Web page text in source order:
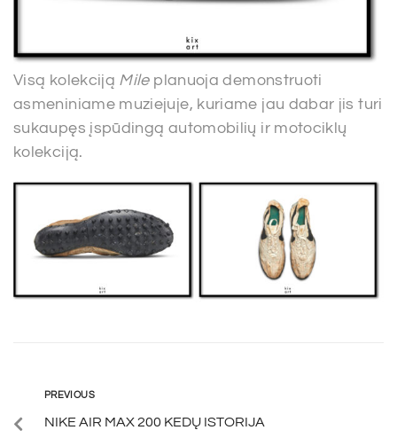
Visą kolekciją Mileplanuoja demonstruoti
asmeniniame muziejuje, kuriame jau dabar jis turi
sukaupęs įspūdingą automobilių ir motociklų
kolekciją.
PREVIOUS
NIKE AIR MAX 200 KEDŲ ISTORIJA